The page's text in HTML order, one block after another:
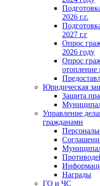
2026 г.г.
2027 г.г
Опрос
2026 году
Опрос
отопление
Юридическая
Защита
Управление
гражданами
Награды
ГО и ЧС